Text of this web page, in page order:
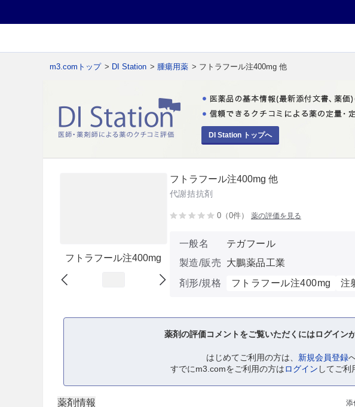
m3.comトップ > DI Station > 腫瘍用薬 > フトラフール注400mg 他
DI Station トップへ
フトラフール注400mg
フトラフール注400mg 他
代謝拮抗剤
0（0件） 薬の評価を見る
一般名
テガフール
製造/販売
大鵬薬品工業
剤形/規格
フトラフール注400mg 注
薬剤の評価コメントをご覧いただくにはログイン
はじめてご利用の方は、 新規会員登録
すでにm3.comをご利用の方はログイン してご利
薬剤情報 添